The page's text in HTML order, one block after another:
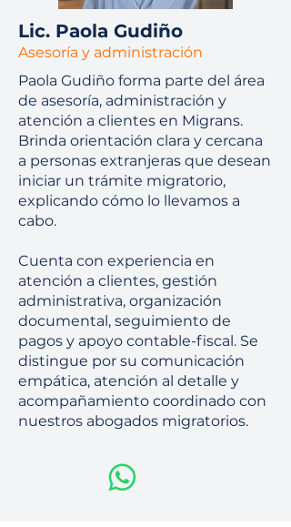
Lic. Paola Gudiño
Asesoría y administración
Paola Gudiño forma parte del área
de asesoría, administración y
atención a clientes en Migrans.
Brinda orientación clara y cercana
a personas extranjeras que desean
iniciar un trámite migratorio,
explicando cómo lo llevamos a
cabo.
Cuenta con experiencia en
atención a clientes, gestión
administrativa, organización
documental, seguimiento de
pagos y apoyo contable-fiscal. Se
distingue por su comunicación
empática, atención al detalle y
acompañamiento coordinado con
nuestros abogados migratorios.